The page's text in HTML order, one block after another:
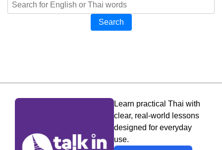
Search
Learn practical Thai with
clear, real-world lessons
designed for everyday
use.